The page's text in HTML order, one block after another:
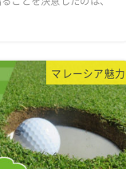
マレーシア魅力